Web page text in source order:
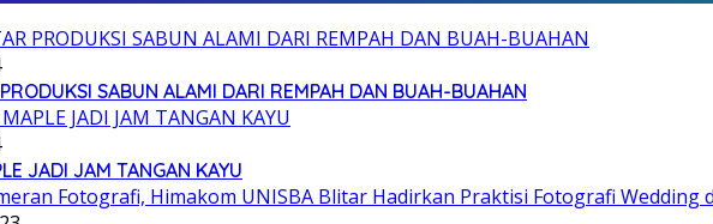
SABUN ALAMI DARI REMPAH DAN BUAH-BUAHAN
JADI JAM TANGAN KAYU